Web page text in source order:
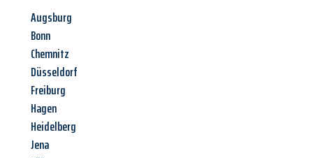
Augsburg
Bonn
Chemnitz
Düsseldorf
Freiburg
Hagen
Heidelberg
Jena